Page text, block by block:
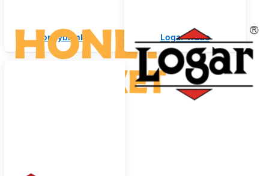
Honeyblanket Logar Trade